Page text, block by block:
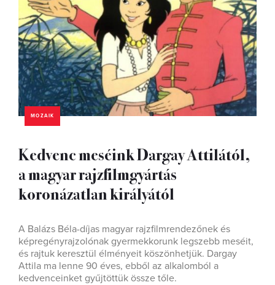
MOZAIK
Kedvenc meséink Dargay Attilától,
a magyar rajzfilmgyártás
koronázatlan királyától
A Balázs Béla-díjas magyar rajzfilmrendezőnek és
képregényrajzolónak gyermekkorunk legszebb meséit,
és rajtuk keresztül élményeit köszönhetjük. Dargay
Attila ma lenne 90 éves, ebből az alkalomból a
kedvenceinket gyűjtöttük össze tőle.